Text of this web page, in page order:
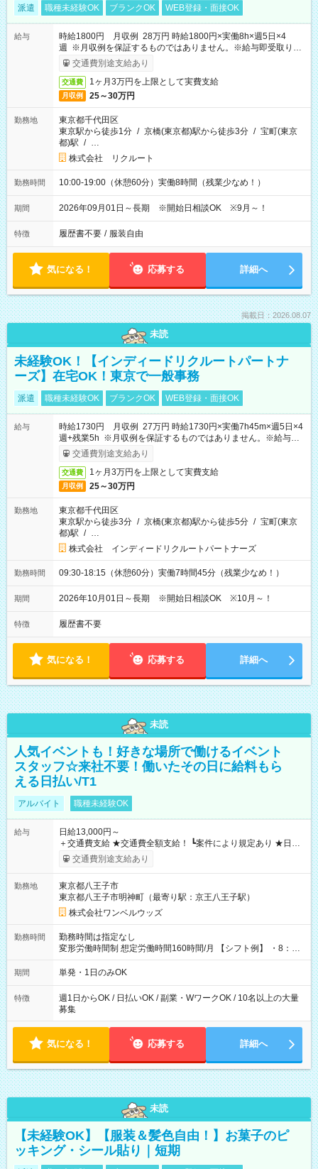
派遣 職種未経験OK ブランクOK WEB登録・面接OK
給与
時給1800円 月収例 28万円 時給1800円×実働8h×週5日×4
週 ※月収例を保証するものではありません。※給与即受取りサ
ービス利用可（利用条件有）
交通費別途支給あり
交通費 1ヶ月3万円を上限として実費支給
月収例 25～30万円
勤務地
東京都千代田区
東京駅から徒歩1分 / 京橋(東京都)駅から徒歩3分 / 宝町(東京
都)駅 / …
株式会社 リクルート
勤務時間 10:00-19:00（休憩60分）実働8時間（残業少なめ！）
期間 2026年09月01日～長期 ※開始日相談OK ※9月～！
特徴 履歴書不要 / 服装自由
気になる！ 応募する 詳細へ
掲載日：2026.08.07
未読
未経験OK！【インディードリクルートパートナ
ーズ】在宅OK！東京で一般事務
派遣 職種未経験OK ブランクOK WEB登録・面接OK
給与
時給1730円 月収例 27万円 時給1730円×実働7h45m×週5日×4
週+残業5h ※月収例を保証するものではありません。※給与即
受取りサービス利用可（利用条件有）
交通費別途支給あり
交通費 1ヶ月3万円を上限として実費支給
月収例 25～30万円
勤務地
東京都千代田区
東京駅から徒歩3分 / 京橋(東京都)駅から徒歩5分 / 宝町(東京
都)駅 / …
株式会社 インディードリクルートパートナーズ
勤務時間 09:30-18:15（休憩60分）実働7時間45分（残業少なめ！）
期間 2026年10月01日～長期 ※開始日相談OK ※10月～！
特徴 履歴書不要
気になる！ 応募する 詳細へ
未読
人気イベントも！好きな場所で働けるイベント
スタッフ☆来社不要！働いたその日に給料もら
える日払い/T1
アルバイト 職種未経験OK
給与
日給13,000円～
＋交通費支給 ★交通費全額支給！ ┗案件により規定あり ★日払
いOK！（規定あり） ┗働いたその日に現金GET♪ お仕事後はコ
ンビニATMから 日払い分を引き落とせます！ 【試用期間】試
交通費別途支給あり
勤務地
東京都八王子市
東京都八王子市明神町（最寄り駅：京王八王子駅）
株式会社ワンベルウッズ
勤務時間
勤務時間は指定なし
変形労働時間制 想定労働時間160時間/月 【シフト例】 ・8：00
～21：00
期間 単発・1日のみOK
特徴
週1日からOK / 日払いOK / 副業・WワークOK / 10名以上の大量
募集
気になる！ 応募する 詳細へ
未読
【未経験OK】【服装＆髪色自由！】お菓子のピ
ッキング・シール貼り｜短期